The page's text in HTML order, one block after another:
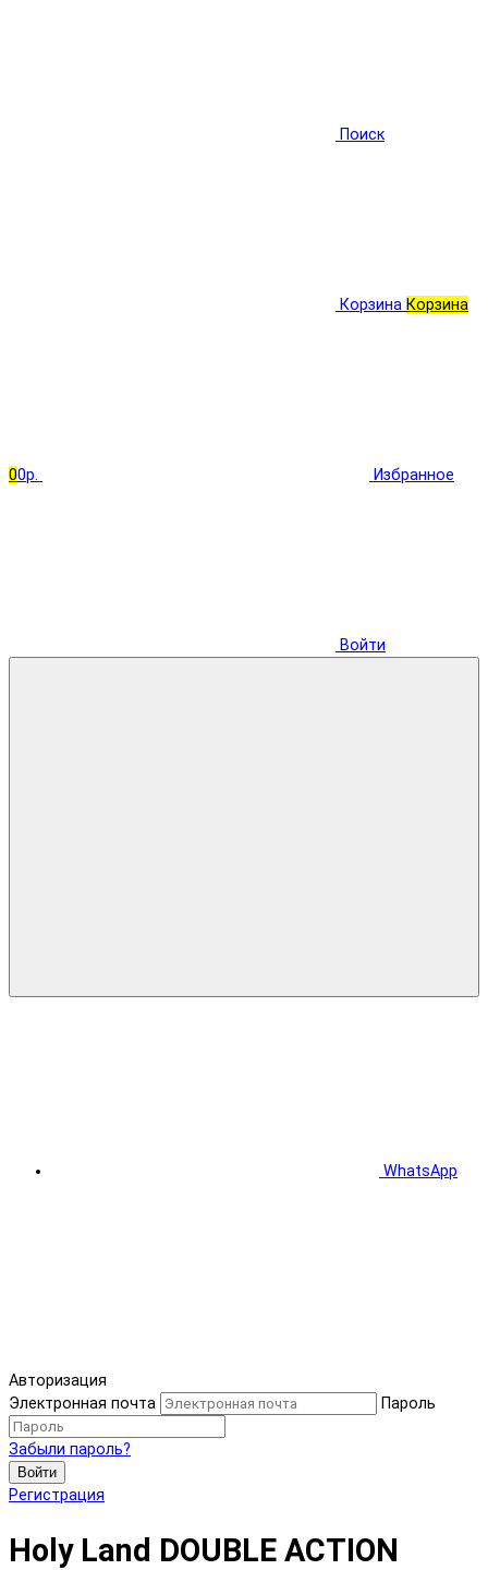
Поиск
Корзина Корзина
00р. Избранное
Войти
WhatsApp
Авторизация
Электронная почта
Пароль
Забыли пароль?
Войти
Регистрация
Holy Land DOUBLE ACTION